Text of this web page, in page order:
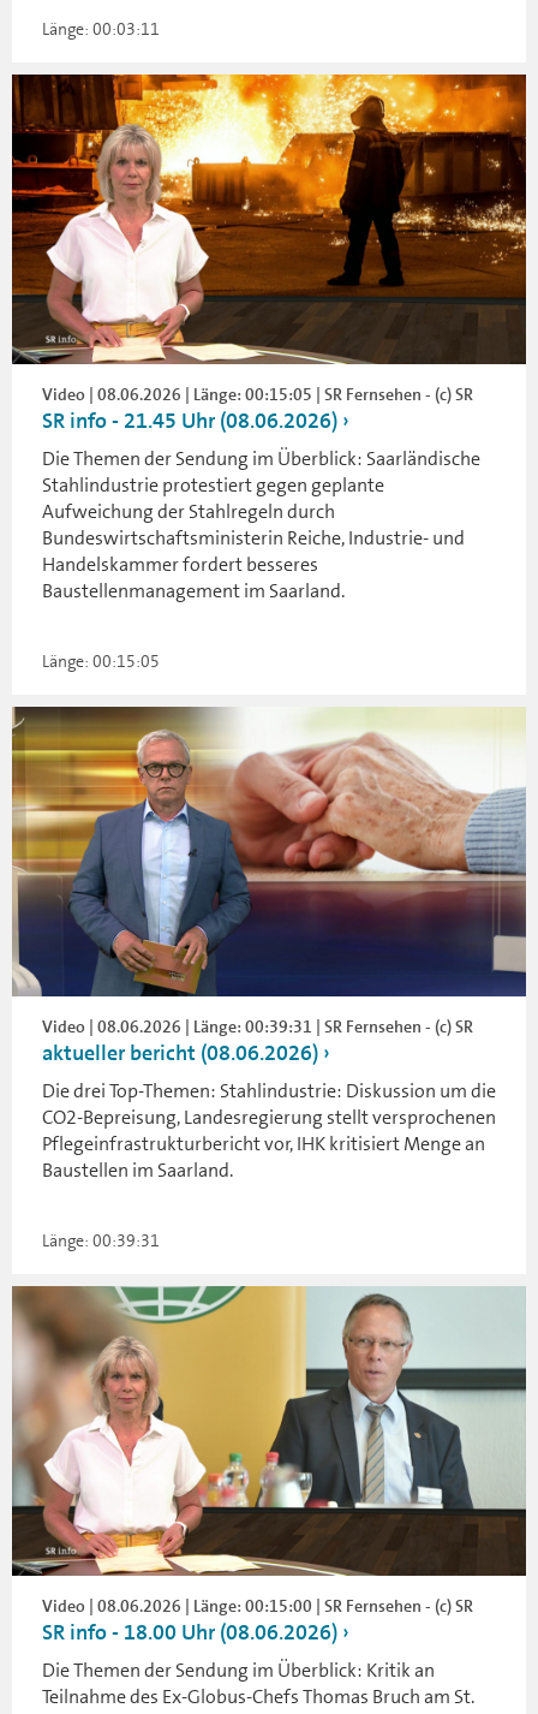
Länge: 00:03:11
Video | 08.06.2026 | Länge: 00:15:05 | SR Fernsehen - (c) SR
SR info - 21.45 Uhr (08.06.2026)
Die Themen der Sendung im Überblick: Saarländische
Stahlindustrie protestiert gegen geplante
Aufweichung der Stahlregeln durch
Bundeswirtschaftsministerin Reiche, Industrie- und
Handelskammer fordert besseres
Baustellenmanagement im Saarland.
Länge: 00:15:05
Video | 08.06.2026 | Länge: 00:39:31 | SR Fernsehen - (c) SR
aktueller bericht (08.06.2026)
Die drei Top-Themen: Stahlindustrie: Diskussion um die
CO2-Bepreisung, Landesregierung stellt versprochenen
Pflegeinfrastrukturbericht vor, IHK kritisiert Menge an
Baustellen im Saarland.
Länge: 00:39:31
Video | 08.06.2026 | Länge: 00:15:00 | SR Fernsehen - (c) SR
SR info - 18.00 Uhr (08.06.2026)
Die Themen der Sendung im Überblick: Kritik an
Teilnahme des Ex-Globus-Chefs Thomas Bruch am St.